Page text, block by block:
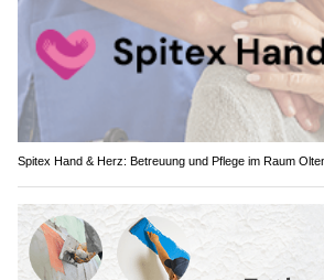
Spitex Hand & Herz: Betreuung und Pflege im Raum